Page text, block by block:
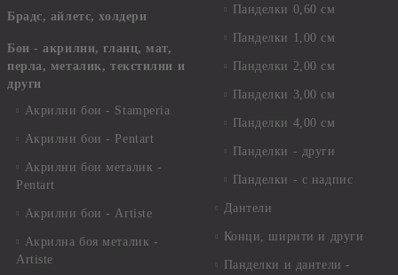
Брадс, айлетс, холдери
Бои - акрилни, гланц, мат,
перла, металик, текстилни и
други
Акрилни бои - Stamperia
Акрилни бои - Pentart
Акрилни бои металик -
Pentart
Акрилни бои - Artiste
Акрилна боя металик -
Artiste
Панделки 0,60 см
Панделки 1,00 см
Панделки 2,00 см
Панделки 3,00 см
Панделки 4,00 см
Панделки - други
Панделки - с надпис
Дантели
Конци, ширити и други
Панделки и дантели -